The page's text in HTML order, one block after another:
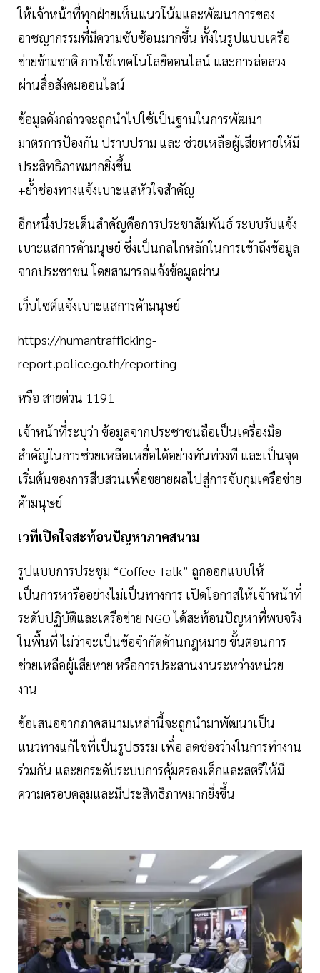
ให้เจ้าหน้าที่ทุกฝ่ายเห็นแนวโน้มและพัฒนาการของ
อาชญากรรมที่มีความซับซ้อนมากขึ้น ทั้งในรูปแบบเครือ
ข่ายข้ามชาติ การใช้เทคโนโลยีออนไลน์ และการล่อลวง
ผ่านสื่อสังคมออนไลน์
ข้อมูลดังกล่าวจะถูกนำไปใช้เป็นฐานในการพัฒนา
มาตรการป้องกัน ปราบปราม และ ช่วยเหลือผู้เสียหายให้มี
ประสิทธิภาพมากยิ่งขึ้น
+ย้ำช่องทางแจ้งเบาะแสหัวใจสำคัญ
อีกหนึ่งประเด็นสำคัญคือการประชาสัมพันธ์ ระบบรับแจ้ง
เบาะแสการค้ามนุษย์ ซึ่งเป็นกลไกหลักในการเข้าถึงข้อมูล
จากประชาชน โดยสามารถแจ้งข้อมูลผ่าน
เว็บไซต์แจ้งเบาะแสการค้ามนุษย์
https://humantrafficking-
report.police.go.th/reporting
หรือ สายด่วน 1191
เจ้าหน้าที่ระบุว่า ข้อมูลจากประชาชนถือเป็นเครื่องมือ
สำคัญในการช่วยเหลือเหยื่อได้อย่างทันท่วงที และเป็นจุด
เริ่มต้นของการสืบสวนเพื่อขยายผลไปสู่การจับกุมเครือข่าย
ค้ามนุษย์
เวทีเปิดใจสะท้อนปัญหาภาคสนาม
รูปแบบการประชุม “Coffee Talk” ถูกออกแบบให้
เป็นการหารืออย่างไม่เป็นทางการ เปิดโอกาสให้เจ้าหน้าที่
ระดับปฏิบัติและเครือข่าย NGO ได้สะท้อนปัญหาที่พบจริง
ในพื้นที่ ไม่ว่าจะเป็นข้อจำกัดด้านกฎหมาย ขั้นตอนการ
ช่วยเหลือผู้เสียหาย หรือการประสานงานระหว่างหน่วย
งาน
ข้อเสนอจากภาคสนามเหล่านี้จะถูกนำมาพัฒนาเป็น
แนวทางแก้ไขที่เป็นรูปธรรม เพื่อ ลดช่องว่างในการทำงาน
ร่วมกัน และยกระดับระบบการคุ้มครองเด็กและสตรีให้มี
ความครอบคลุมและมีประสิทธิภาพมากยิ่งขึ้น